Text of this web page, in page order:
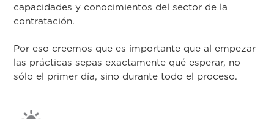
capacidades y conocimientos del sector de la
contratación.
Por eso creemos que es importante que al empezar
las prácticas sepas exactamente qué esperar, no
sólo el primer día, sino durante todo el proceso.